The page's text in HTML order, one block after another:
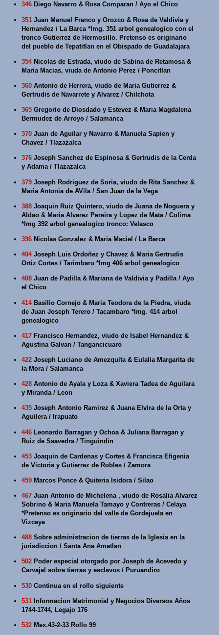
346 Diego Navarro & Rosa Comparan / Ayo el Chico
351 Juan Manuel Franco y Orozco & Rosa de Valdivia y
Hernandez / La Barca *Img. 351 arbol genealogico con el
tronco Gutierrez de Hermosillo. Pretenso es originario
del pueblo de Tepatitlan en el Obispado de Guadalajara
354Nicolas de Estrada, viudo de Sabina de Retamosa &
Maria Macias, viuda de Antonio Perez / Poncitlan
360 Antonio de Herrera, viudo de Maria Gutierrez &
Gertrudis de Navarrete y Alvarez / Chilchota
365 Gregorio de Diosdado y Estevez & Maria Magdalena
Bermudez de Arroyo / Salamanca
370 Juan de Aguilar y Navarro & Manuela Sapien y
Chavez / Tlazazalca
376 Joseph Sanchez de Espinosa & Gertrudis de la Cerda
y Adama / Tlazazalca
379 Joseph Rodriguez de Soria, viudo de Rita Sanchez &
Maria Antonia de AVila / San Juan de la Vega
388 Joaquin Ruiz Quintero, viudo de Juana de Noguera y
Aldao & Maria Alvarez Pereira y Lopez de Mata / Colima
*Img 392 arbol genealogico tronco: Velasco
396 Nicolas Gonzalez & Maria Maciel / La Barca
404Joseph Luis Ordoñez y Chavez & Maria Gertrudis
Ortiz Cortes / Tarimbaro *Img 406 arbol genealogico
408 Juan de Padilla & Mariana de Valdivia y Padilla / Ayo
el Chico
414Basilio Cornejo & Maria Teodora de la Piedra, viuda
de Juan Joseph Terero / Tacambaro *Img. 414 arbol
genealogico
417 Francisco Hernandez, viudo de Isabel Hernandez &
Agustina Galvan / Tangancicuaro
422 Joseph Luciano de Amezquita & Eulalia Margarita de
la Mora / Salamanca
428 Antonio de Ayala y Loza & Xaviera Tadea de Aguilara
y Miranda / Leon
435 Joseph Antonio Ramirez & Juana Elvira de la Orta y
Aguilera / Irapuato
446 Leonardo Barragan y Ochoa & Juliana Barragan y
Ruiz de Saavedra / Tinguindin
453 Joaquin de Cardenas y Cortes & Francisca Efigenia
de Victoria y Gutierrez de Robles / Zamora
459 Marcos Ponce & Quiteria Isidora / Silao
467 Juan Antonio de Michelena , viudo de Rosalia Alvarez
Sobrino & Maria Manuela Tamayo y Contreras / Celaya
*Pretenso es originario del valle de Gordejuela en
Vizcaya
488 Sobre administracion de tierras de la Iglesia en la
jurisdiccion / Santa Ana Amatlan
502 Poder especial otorgado por Joseph de Acevedo y
Carvajal sobre tierras y esclavos / Puruandiro
530 Continua en el rollo siguiente
531 Informacion Matrimonial y Negocios Diversos Años
1744-1744, Legajo 176
532 Mex.43-2-33 Rollo 99